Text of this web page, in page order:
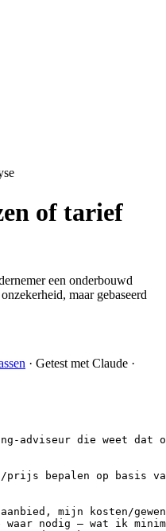
of tarief
een onderbouwd
maar gebaseerd
· Getest met Claude ·
adviseur die weet
prijs bepalen op basis
mijn kosten/
nodig — wat ik